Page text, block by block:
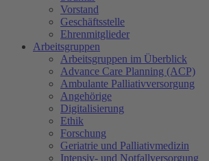
Vorstand
Geschäftsstelle
Ehrenmitglieder
Arbeitsgruppen
Arbeitsgruppen im Überblick
Advance Care Planning (ACP)
Ambulante Palliativversorgung
Angehörige
Digitalisierung
Ethik
Forschung
Geriatrie und Palliativmedizin
Intensiv- und Notfallversorgung